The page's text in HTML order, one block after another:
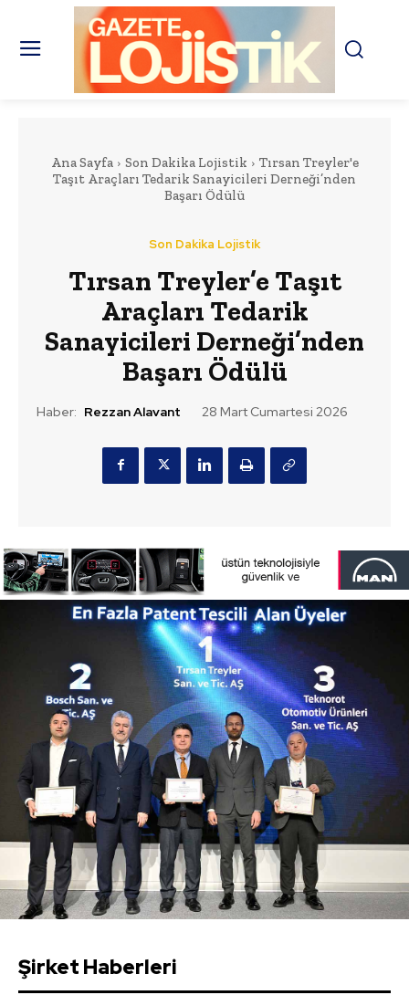
Ana Sayfa Son Dakika Lojistik
Tırsan Treyler'e
Taşıt Araçları Tedarik Sanayicileri Derneği’nden
Başarı Ödülü
Son Dakika Lojistik
Tırsan Treyler’e Taşıt
Araçları Tedarik
Sanayicileri Derneği’nden
Başarı Ödülü
Haber: Rezzan Alavant 28 Mart Cumartesi 2026
Şirket Haberleri